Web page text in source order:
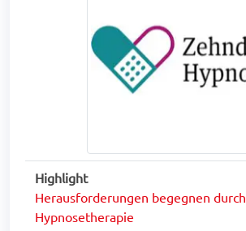
Highlight
Herausforderungen begegnen durch
Hypnosetherapie